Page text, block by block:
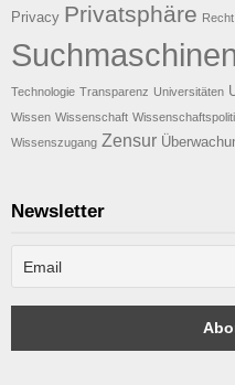
Privacy Privatsphäre Recht
Technologie Transparenz Universitäten
Wissen Wissenschaft
Wissenszugang Zensur
Newsletter